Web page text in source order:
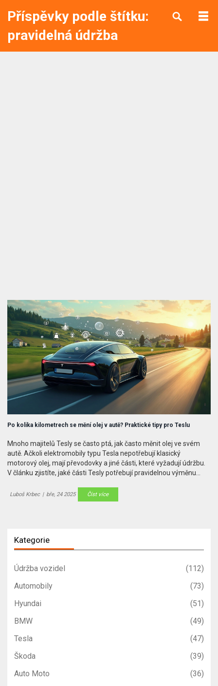
Příspěvky podle štítku:
pravidelná údržba
Po kolika kilometrech se mění olej v autě? Praktické tipy pro Teslu
Mnoho majitelů Tesly se často ptá, jak často měnit olej ve svém
autě. Ačkoli elektromobily typu Tesla nepotřebují klasický
motorový olej, mají převodovky a jiné části, které vyžadují údržbu.
V článku zjistíte, jaké části Tesly potřebují pravidelnou výměnu
na několik zajímavých faktů o údržbě Tesel v českém podnebí.
Luboš Krbec | bře, 24 2025 Číst více
Kategorie
Údržba vozidel
(112)
Automobily
(73)
Hyundai
(51)
BMW
(49)
Tesla
(47)
Škoda
(39)
Auto Moto
(36)